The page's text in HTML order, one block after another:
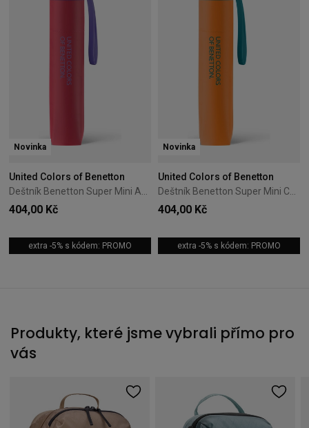
Novinka
United Colors of Benetton
404,00 Kč
extra -5% s kódem: PROMO
Novinka
United Colors of Benetton
404,00 Kč
extra -5% s kódem: PROMO
Produkty, které jsme vybrali přímo pro
vás